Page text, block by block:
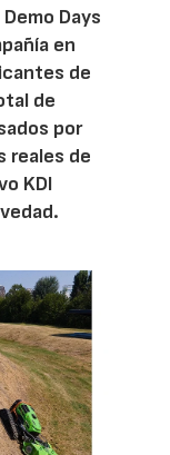
Demo Days
en
de
de
por
reales de
KDI